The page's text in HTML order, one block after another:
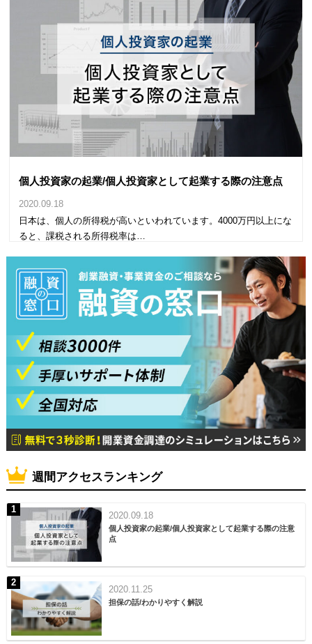
個人投資家の起業/個人投資家として起業する際の注意点
2020.09.18
日本は、個人の所得税が高いといわれています。4000万円以上にな
ると、課税される所得税率は…
週間アクセスランキング
2020.09.18
個人投資家の起業/個人投資家として起業する際の注意
点
2020.11.25
担保の話/わかりやすく解説